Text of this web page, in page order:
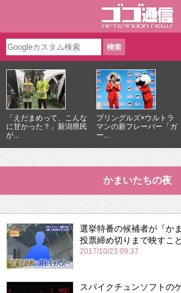
「えだまめって、こんな
に甘かった？」新潟県民
が...
プリングルズ×ウルトラ
マンの新フレーバー「ガ
ー...
かまいたちの夜
選挙特番の候補者が『か
投票締め切りまで映すこ
2017/10/23 09:37
スパイクチュンソフトの